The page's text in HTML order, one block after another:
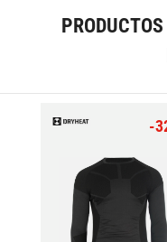
-